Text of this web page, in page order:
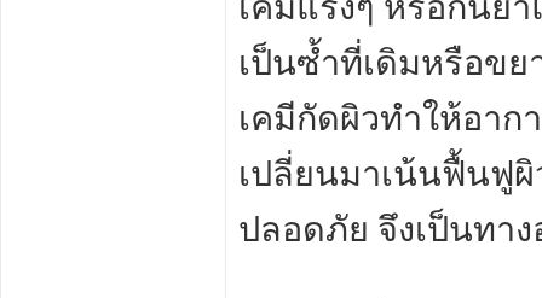
เป็นซ้ำที่เดิมหรือขย
เคมีกัดผิวทำให้อาก
เปลี่ยนมาเน้นฟื้นฟู
ปลอดภัย จึงเป็นทา